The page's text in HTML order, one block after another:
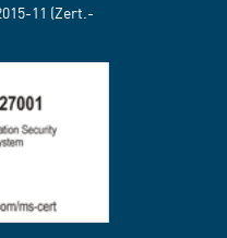
11 (Zert.-